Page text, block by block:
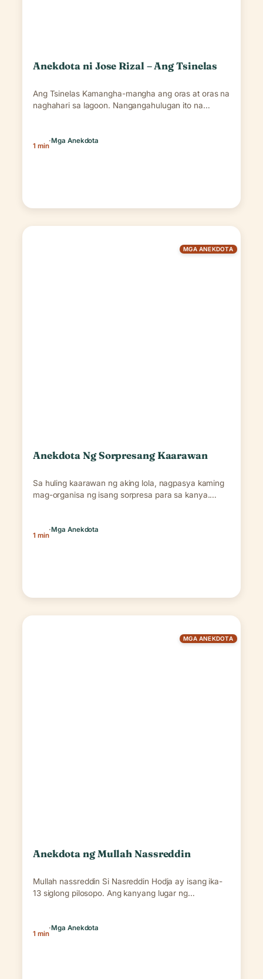
Anekdota ni Jose Rizal – Ang Tsinelas
Ang Tsinelas Kamangha-mangha ang oras at oras na
naghahari sa lagoon. Nangangahulugan ito na
1 min
·Mga Anekdota
MGA ANEKDOTA
Anekdota Ng Sorpresang Kaarawan
Sa huling kaarawan ng aking lola, nagpasya kaming
mag-organisa ng isang sorpresa para sa kanya.
1 min
·Mga Anekdota
MGA ANEKDOTA
Anekdota ng Mullah Nassreddin
Mullah nassreddin Si Nasreddin Hodja ay isang ika-
13 siglong pilosopo. Ang kanyang lugar ng
1 min
·Mga Anekdota